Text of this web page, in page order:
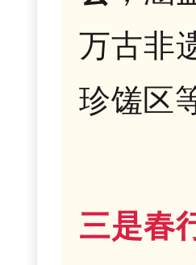
万古非
珍馐区
三是春